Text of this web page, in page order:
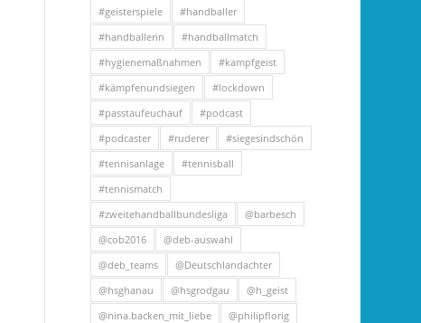
#geisterspiele
#handballer
#handballerin
#handballmatch
#hygienemaßnahmen
#kampfgeist
#kämpfenundsiegen
#lockdown
#passtaufeuchauf
#podcast
#podcaster
#ruderer
#siegesindschön
#tennisanlage
#tennisball
#tennismatch
#zweitehandballbundesliga
@barbesch
@cob2016
@deb-auswahl
@deb_teams
@Deutschlandachter
@hsghanau
@hsgrodgau
@h_geist
@nina.backen_mit_liebe
@philipflorig